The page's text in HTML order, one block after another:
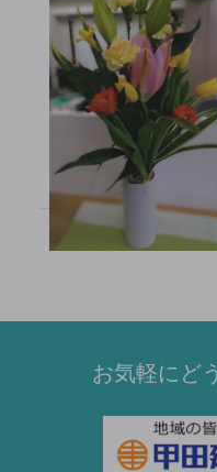
お気軽にど